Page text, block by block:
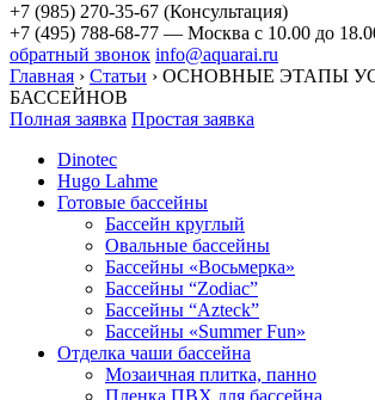
+7 (985) 270-35-67 (Консультация)
+7 (495) 788-68-77 — Москва с 10.00 до
обратный звонок info@aquarai.ru
Главная › Статьи › ОСНОВНЫЕ ЭТАПЫ
БАССЕЙНОВ
Полная заявка Простая заявка
Dinotec
Hugo Lahme
Готовые бассейны
Бассейн круглый
Овальные бассейны
Бассейны «Восьмерка»
Бассейны “Zodiac”
Бассейны “Azteck”
Бассейны «Summer Fun»
Отделка чаши бассейна
Мозаичная плитка, панно
Пленка ПВХ для бассейна